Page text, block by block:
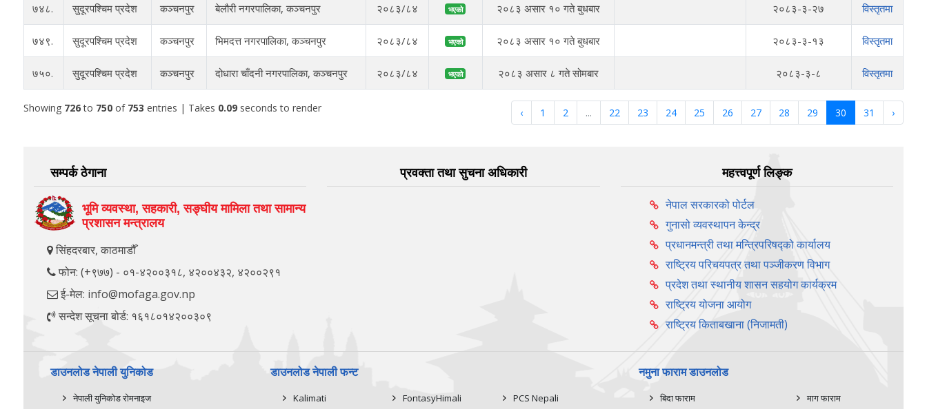
७४८. सुदूरपश्चिम प्रदेश कञ्चनपुर बेलौरी नगरपालिका, कञ्चनपुर २०८३/८४ भएको २०८३ असार १० गते बुधबार २०८३-३-२७ विस्तृतमा
७४९. सुदूरपश्चिम प्रदेश कञ्चनपुर भिमदत्त नगरपालिका, कञ्चनपुर २०८३/८४ भएको २०८३ असार १० गते बुधबार २०८३-३-१३ विस्तृतमा
७५०. सुदूरपश्चिम प्रदेश कञ्चनपुर दोधारा चाँदनी नगरपालिका, कञ्चनपुर २०८३/८४ भएको २०८३ असार ८ गते सोमबार २०८३-३-८ विस्तृतमा
Showing 726to 750 of 753 entries | Takes 0.09seconds to render ‹ 1 2 ... 22 23 24 25 26 27 28 29 30 31 ›
सम्पर्क ठेगाना
भूमि व्यवस्था, सहकारी, सङ्‍घीय मामिला तथा सामान्य
प्रशासन मन्त्रालय
सिंहदरबार, काठमाडौँ
फोन: (+९७७) - ०१-४२००३१८, ४२००४३२, ४२००२९१
ई-मेल: info@mofaga.gov.np
सन्देश सूचना बोर्ड: १६१८०१४२००३०९
प्रवक्ता तथा सुचना अधिकारी महत्त्वपूर्ण लिङ्क
नेपाल सरकारको पोर्टल
गुनासो व्यवस्थापन केन्द्र
प्रधानमन्त्री तथा मन्त्रिपरिषद्को कार्यालय
राष्ट्रिय परिचयपत्र तथा पञ्‍जीकरण विभाग
प्रदेश तथा स्थानीय शासन सहयोग कार्यक्रम
राष्ट्रिय योजना आयोग
राष्ट्रिय किताबखाना (निजामती)
डाउनलोड नेपाली युनिकोड
नेपाली युनिकोड रोमनाइज
डाउनलोड नेपाली फन्ट
Kalimati FontasyHimali
नमुना फाराम डाउनलोड
PCS Nepali बिदा फाराम माग फाराम